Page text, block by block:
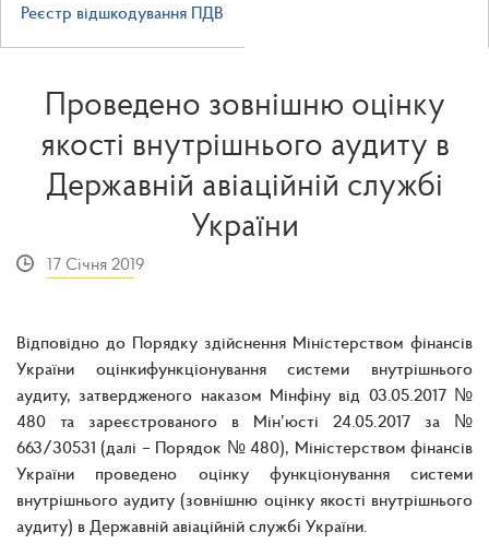
Реєстр відшкодування ПДВ
Проведено зовнішню оцінку
якості внутрішнього аудиту в
Державній авіаційній службі
України
17 Січня 2019
Відповідно до Порядку здійснення Міністерством фінансів
України оцінкифункціонування системи внутрішнього
аудиту, затвердженого наказом Мінфіну від 03.05.2017 №
480 та зареєстрованого в Мін’юсті 24.05.2017 за №
663/30531 (далі – Порядок № 480), Міністерством фінансів
України проведено оцінку функціонування системи
внутрішнього аудиту (зовнішню оцінку якості внутрішнього
аудиту) в Державній авіаційній службі України.